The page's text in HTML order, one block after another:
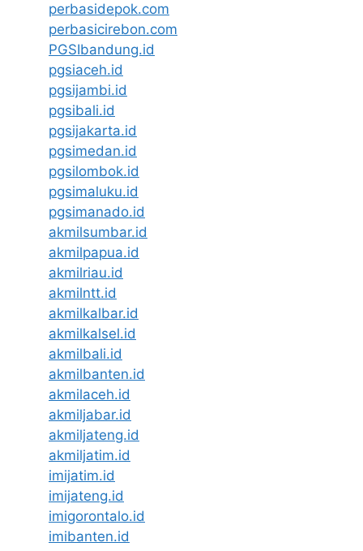
perbasidepok.com
perbasicirebon.com
PGSIbandung.id
pgsiaceh.id
pgsijambi.id
pgsibali.id
pgsijakarta.id
pgsimedan.id
pgsilombok.id
pgsimaluku.id
pgsimanado.id
akmilsumbar.id
akmilpapua.id
akmilriau.id
akmilntt.id
akmilkalbar.id
akmilkalsel.id
akmilbali.id
akmilbanten.id
akmilaceh.id
akmiljabar.id
akmiljateng.id
akmiljatim.id
imijatim.id
imijateng.id
imigorontalo.id
imibanten.id